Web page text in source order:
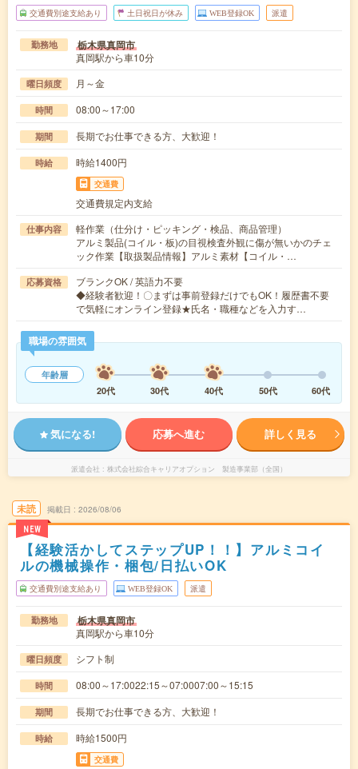
交通費別途支給あり 土日祝日が休み WEB登録OK 派遣
勤務地 栃木県真岡市
真岡駅から車10分
曜日頻度 月～金
時間 08:00～17:00
期間 長期でお仕事できる方、大歓迎！
時給 時給1400円
交通費
交通費規定内支給
仕事内容
軽作業（仕分け・ピッキング・検品、商品管理）
アルミ製品(コイル・板)の目視検査外観に傷が無いかのチェ
ック作業【取扱製品情報】アルミ素材【コイル・…
応募資格
ブランクOK / 英語力不要
◆経験者歓迎！〇まずは事前登録だけでもOK！履歴書不要
で気軽にオンライン登録★氏名・職種などを入力す…
職場の雰囲気
年齢層
20代
30代 40代 50代 60代
気になる! 応募へ進む 詳しく見る
派遣会社 株式会社綜合キャリアオプション 製造事業部（全国）
未読
NEW
掲載日 2026/08/06
【経験活かしてステップUP！！】アルミコイ
ルの機械操作・梱包/日払いOK
交通費別途支給あり WEB登録OK 派遣
勤務地 栃木県真岡市
真岡駅から車10分
曜日頻度 シフト制
時間 08:00～17:0022:15～07:0007:00～15:15
期間 長期でお仕事できる方、大歓迎！
時給 時給1500円
交通費